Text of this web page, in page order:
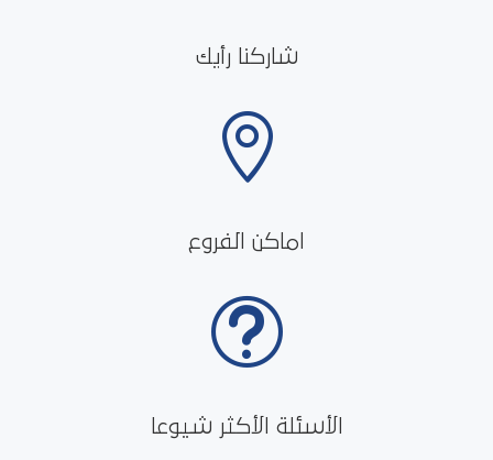
شاركنا رأيك

اماكن الفروع
t
الأسئلة الأكثر شيوعا